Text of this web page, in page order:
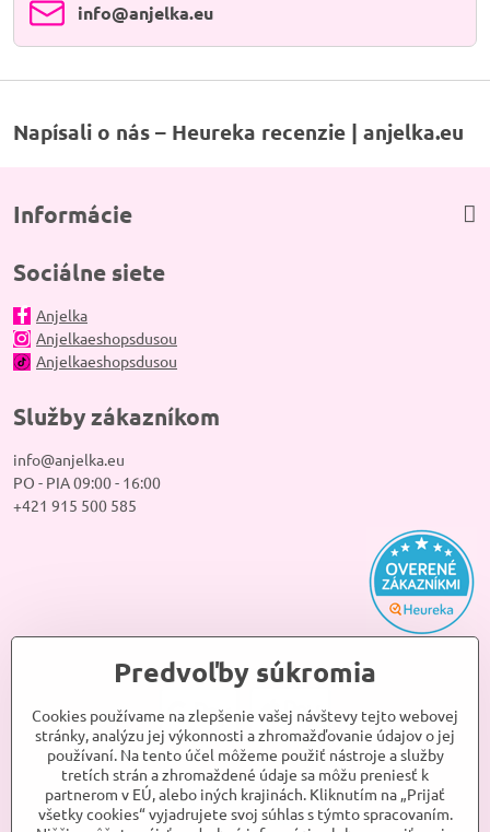
info​@anjelka​.eu
Napísali o nás – Heureka recenzie | anjelka.eu
Informácie
Sociálne siete
Anjelka
Anjelkaeshopsdusou
Anjelkaeshopsdusou
Služby zákazníkom
info@anjelka.eu
PO - PIA 09:00 - 16:00
+421 915 500 585
Predvoľby súkromia
Cookies používame na zlepšenie vašej návštevy tejto webovej
stránky, analýzu jej výkonnosti a zhromažďovanie údajov o jej
používaní. Na tento účel môžeme použiť nástroje a služby
tretích strán a zhromaždené údaje sa môžu preniesť k
partnerom v EÚ, alebo iných krajinách. Kliknutím na „Prijať
všetky cookies“ vyjadrujete svoj súhlas s týmto spracovaním.